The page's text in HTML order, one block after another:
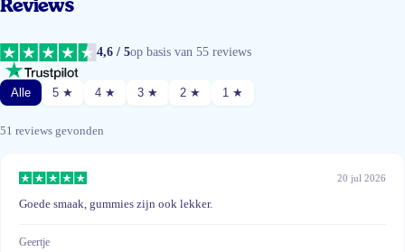
Reviews
4,6 / 5op basis van 55 reviews
Alle 5 ★ 4 ★ 3 ★ 2 ★ 1 ★
51 reviews gevonden
20 jul 2026
Goede smaak, gummies zijn ook lekker.
Geertje